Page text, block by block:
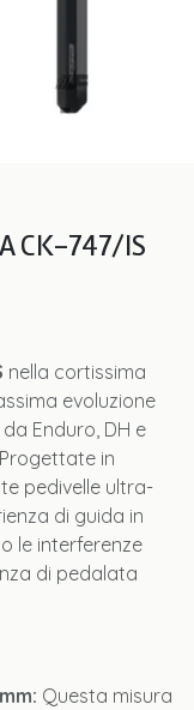
CK-747/IS
nella cortissima
evoluzione
Enduro, DH e
in
pedivelle ultra-
di guida in
le interferenze
di pedalata
Questa misura